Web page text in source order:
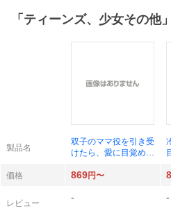
「 ティーンズ、少女その他
製品名
双子のママ役を引き受
けたら、愛に目覚めた
れました （ベリーズ
蓮美ちま／著
価格 869円〜
レビュー
- -